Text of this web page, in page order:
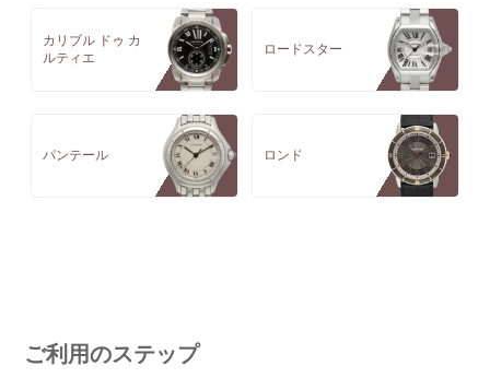
カリブル ドゥ カ
ルティエ
ロードスター
パンテール ロンド
ご利用のステップ